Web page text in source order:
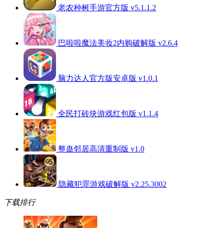
老农种树手游官方版 v5.1.1.2
巴啦啦魔法美妆2内购破解版 v2.6.4
脑力达人官方版安卓版 v1.0.1
全民打砖块游戏红包版 v1.1.4
整蛊邻居高清重制版 v1.0
隐藏犯罪游戏破解版 v2.25.3002
下载排行